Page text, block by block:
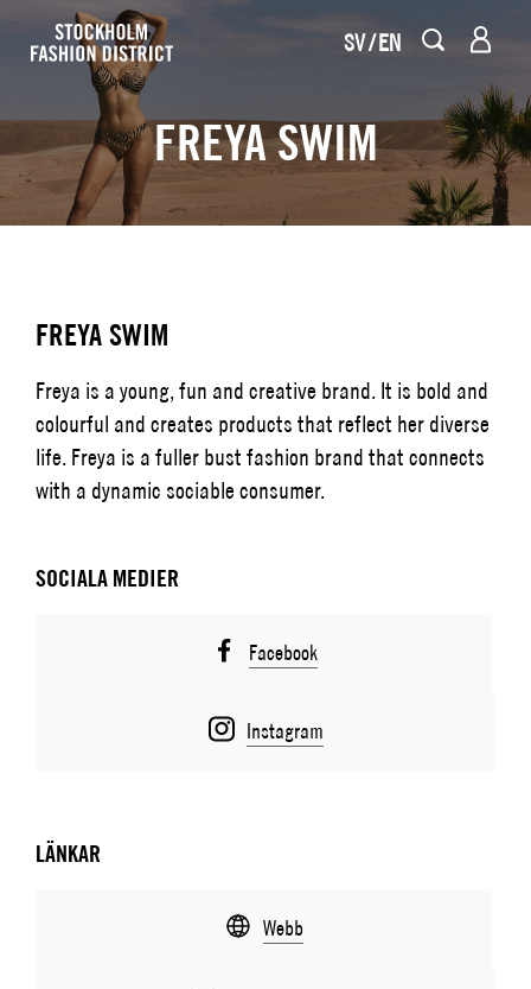
SV EN
FREYA SWIM
FREYA SWIM
Freya is a young, fun and creative brand. It is bold and
colourful and creates products that reflect her diverse
life. Freya is a fuller bust fashion brand that connects
with a dynamic sociable consumer.
SOCIALA MEDIER
Facebook
Instagram
LÄNKAR
Webb